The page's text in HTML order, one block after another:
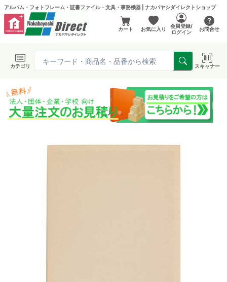
アルバム・フォトフレーム・証書ファイル・文具・事務機器 | ナカバヤシダイレクトショップ
カート お気に入り
会員登録/
ログイン
お問合せ
カテゴリ スキャナー